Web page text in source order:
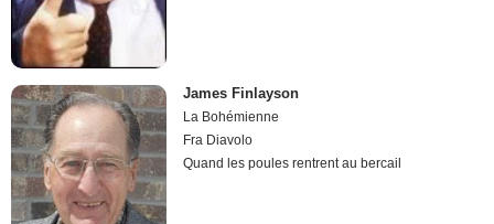
James Finlayson
La Bohémienne
Fra Diavolo
Quand les poules rentrent au bercail